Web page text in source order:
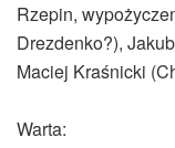
Rzepin,
Drezdenko?),
Maciej Kraśnicki
Warta: